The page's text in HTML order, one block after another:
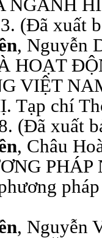
(Đã xuất
, Nguyễn
HOẠT
VIỆT
Tạp chí
(Đã xuất
, Châu
, Nguyễn